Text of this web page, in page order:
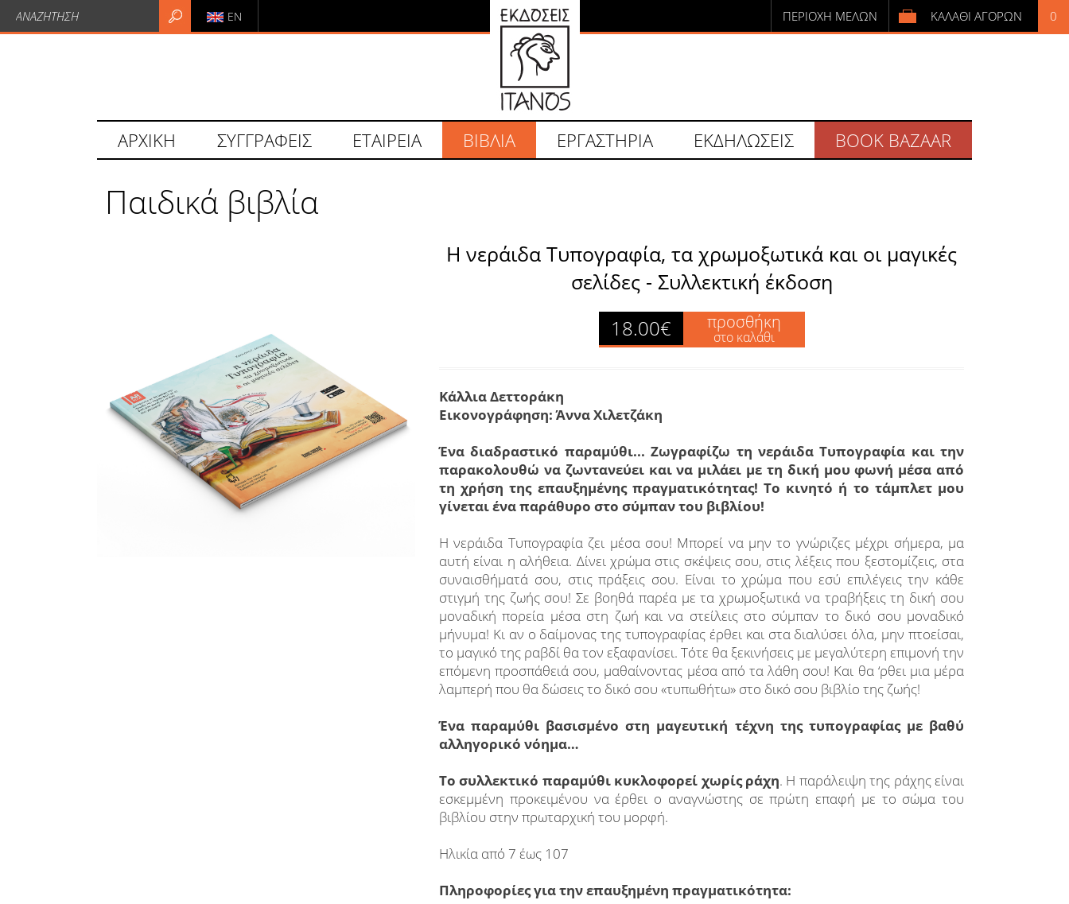
EN 0
ΚΑΛΑΘΙ ΑΓΟΡΩΝ
ΠΕΡΙΟΧΗ ΜΕΛΩΝ
ΕΓΓΡΑΦΗ
ΑΡΧΙΚΗ ΣΥΓΓΡΑΦΕΙΣ ΕΤΑΙΡΕΙΑ BΙΒΛΙΑ ΕΡΓΑΣΤΗΡΙΑ ΕΚΔΗΛΩΣΕΙΣ BOOK BAZAAR
Παιδικά βιβλία
Η νεράιδα Τυπογραφία, τα χρωμοξωτικά και οι μαγικές
σελίδες - Συλλεκτική έκδοση
18.00€ προσθήκη
στο καλάθι
Κάλλια Δεττοράκη
Εικονογράφηση: Άννα Χιλετζάκη
Ένα διαδραστικό παραμύθι... Ζωγραφίζω τη νεράιδα Τυπογραφία και την
παρακολουθώ να ζωντανεύει και να μιλάει με τη δική μου φωνή μέσα από
τη χρήση της επαυξημένης πραγματικότητας! Το κινητό ή το τάμπλετ μου
γίνεται ένα παράθυρο στο σύμπαν του βιβλίου!
Η νεράιδα Τυπογραφία ζει μέσα σου! Μπορεί να μην το γνώριζες μέχρι σήμερα, μα
αυτή είναι η αλήθεια. Δίνει χρώμα στις σκέψεις σου, στις λέξεις που ξεστομίζεις, στα
συναισθήματά σου, στις πράξεις σου. Είναι το χρώμα που εσύ επιλέγεις την κάθε
στιγμή της ζωής σου! Σε βοηθά παρέα με τα χρωμοξωτικά να τραβήξεις τη δική σου
μοναδική πορεία μέσα στη ζωή και να στείλεις στο σύμπαν το δικό σου μοναδικό
μήνυμα! Κι αν ο δαίμονας της τυπογραφίας έρθει και στα διαλύσει όλα, μην πτοείσαι,
το μαγικό της ραβδί θα τον εξαφανίσει. Τότε θα ξεκινήσεις με μεγαλύτερη επιμονή την
επόμενη προσπάθειά σου, μαθαίνοντας μέσα από τα λάθη σου! Και θα ‘ρθει μια μέρα
λαμπερή που θα δώσεις το δικό σου «τυπωθήτω» στο δικό σου βιβλίο της ζωής!
Ένα παραμύθι βασισμένο στη μαγευτική τέχνη της τυπογραφίας με βαθύ
αλληγορικό νόημα…
Το συλλεκτικό παραμύθι κυκλοφορεί χωρίς ράχη. Η παράλειψη της ράχης είναι
εσκεμμένη προκειμένου να έρθει ο αναγνώστης σε πρώτη επαφή με το σώμα του
βιβλίου στην πρωταρχική του μορφή.
Ηλικία από 7 έως 107
Πληροφορίες για την επαυξημένη πραγματικότητα: